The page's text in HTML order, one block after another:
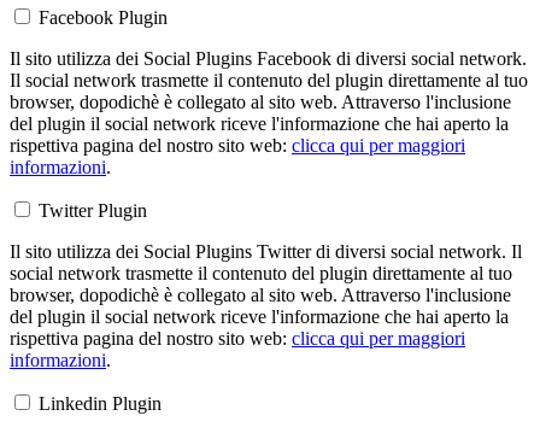
Facebook Plugin
Il sito utilizza dei Social Plugins Facebook di diversi social network.
Il social network trasmette il contenuto del plugin direttamente al tuo
browser, dopodichè è collegato al sito web. Attraverso l'inclusione
del plugin il social network riceve l'informazione che hai aperto la
rispettiva pagina del nostro sito web: clicca qui per maggiori
informazioni.
Twitter Plugin
Il sito utilizza dei Social Plugins Twitter di diversi social network. Il
social network trasmette il contenuto del plugin direttamente al tuo
browser, dopodichè è collegato al sito web. Attraverso l'inclusione
del plugin il social network riceve l'informazione che hai aperto la
rispettiva pagina del nostro sito web: clicca qui per maggiori
informazioni.
Linkedin Plugin